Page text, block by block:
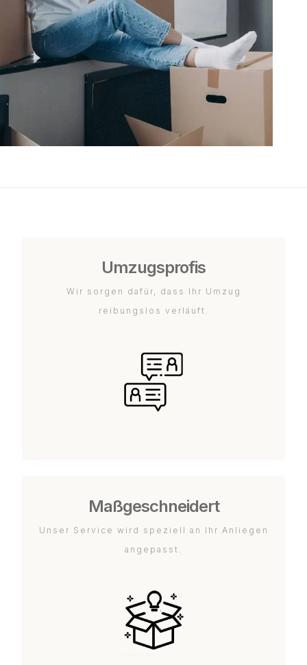
Umzugsprofis
Wir sorgen dafür, dass Ihr Umzug
reibungslos verläuft.
Maßgeschneidert
Unser Service wird speziell an Ihr Anliegen
angepasst.